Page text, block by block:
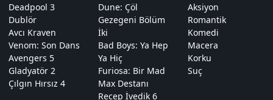
Deadpool 3
Dublör
Avcı Kraven
Venom: Son Dans
Avengers 5
Gladyatör 2
Çılgın Hırsız 4
Dune: Çöl
Gezegeni Bölüm
İki
Bad Boys: Ya Hep
Ya Hiç
Furiosa: Bir Mad
Max Destanı
Recep İvedik 6
Aksiyon
Romantik
Komedi
Macera
Korku
Suç